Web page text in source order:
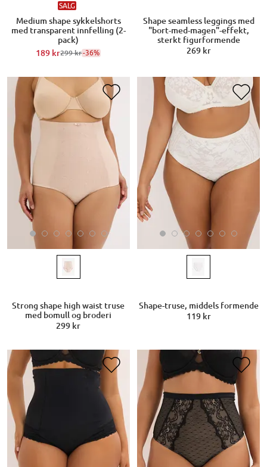
SALG
Medium shape sykkelshorts
med transparent innfelling (2-
pack)
189 kr299 kr-36%
Shape seamless leggings med
"bort-med-magen"-effekt,
sterkt figurformende
269 kr
Strong shape high waist truse
med bomull og broderi
299 kr
Shape-truse, middels formende
119 kr